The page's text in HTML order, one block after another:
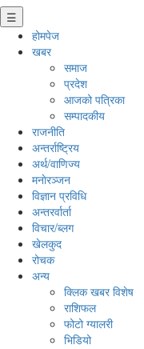
☰
होमपेज
खबर
समाज
प्रदेश
आजको पत्रिका
सम्पादकीय
राजनीति
अन्तर्राष्ट्रिय
अर्थ/वाणिज्य
मनाेरञ्जन
विज्ञान प्रविधि
अन्तरर्वार्ता
विचार/ब्लग
खेलकुद
रोचक
अन्य
क्लिक खबर विशेष
राशिफल
फोटो ग्यालरी
भिडियो